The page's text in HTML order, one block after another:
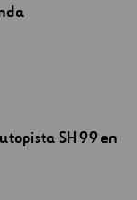
SH 99 en